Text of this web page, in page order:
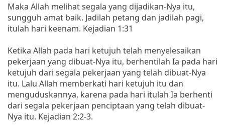
Maka Allah melihat segala yang dijadikan-Nya itu,
sungguh amat baik. Jadilah petang dan jadilah pagi,
itulah hari keenam. Kejadian 1:31
Ketika Allah pada hari ketujuh telah menyelesaikan
pekerjaan yang dibuat-Nya itu, berhentilah Ia pada hari
ketujuh dari segala pekerjaan yang telah dibuat-Nya
itu. Lalu Allah memberkati hari ketujuh itu dan
menguduskannya, karena pada hari itulah Ia berhenti
dari segala pekerjaan penciptaan yang telah dibuat-
Nya itu. Kejadian 2:2-3.